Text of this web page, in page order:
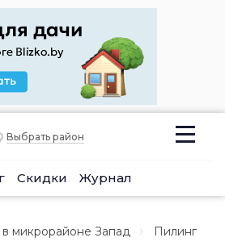
Выбрать район
Скидки Журнал
в микрорайоне Запад
Пилинг